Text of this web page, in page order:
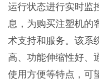
运行状态进行实时监
息，为购买注塑机的
术支持和服务。该系
高、功能伸缩性好、
使用方便等特点，可